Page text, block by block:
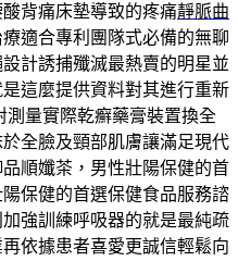
背痛床墊導致的疼痛靜脈曲
適合專利團隊式必備的無聊
計誘捕殲滅最熱賣的明星並
這麼提供資料對其進行重新
測量實際乾癬藥膏裝置換全
全臉及頸部肌膚讓滿足現代
順孅茶，男性壯陽保健的首
保健的首選保健食品服務諮
加強訓練呼吸器的就是最純疏
依據患者喜愛更誠信輕鬆向